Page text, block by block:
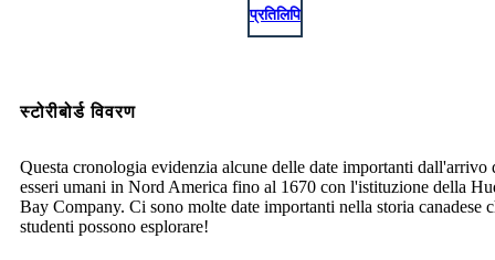
प्रतिलिपि
स्टोरीबोर्ड विवरण
Questa cronologia evidenzia alcune delle date importanti dall'arrivo
esseri umani in Nord America fino al 1670 con l'istituzione della
Bay Company. Ci sono molte date importanti nella storia canadese
studenti possono esplorare!